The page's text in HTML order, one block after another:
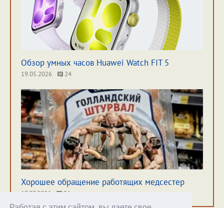
Обзор умных часов Huawei Watch FIT 5
19.05.2026 24
Хорошее обращение работящих медсестер
17.07.2026 96